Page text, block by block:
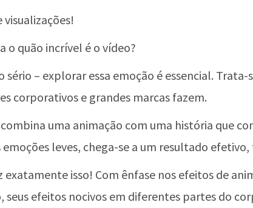
visualizações!
o quão incrível é o vídeo?
sério – explorar essa emoção é essencial. Trata-
corporativos e grandes marcas fazem.
uma animação com uma história que
leves, chega-se a um resultado
exatamente isso! Com ênfase nos efeitos de
seus efeitos nocivos em diferentes partes do